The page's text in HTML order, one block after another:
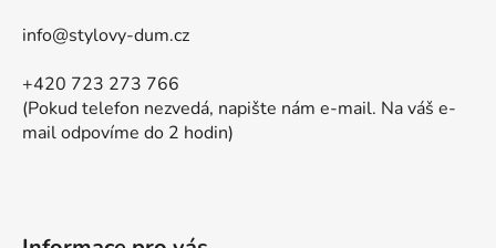
info@stylovy-dum.cz
+420 723 273 766
(Pokud telefon nezvedá, napište nám e-mail. Na váš e-
mail odpovíme do 2 hodin)